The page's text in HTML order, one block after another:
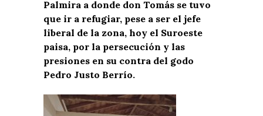
Palmira a donde don Tomás se tuvo
que ir a refugiar, pese a ser el jefe
liberal de la zona, hoy el Suroeste
paisa, por la persecución y las
presiones en su contra del godo
Pedro Justo Berrío.